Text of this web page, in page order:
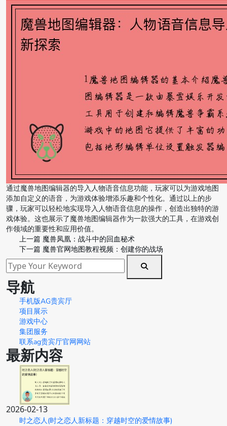
通过魔兽地图编辑器的导入人物语音信息功能，玩家可以为游戏地图
添加自定义的语音，为游戏体验增添乐趣和个性化。通过以上的步
骤，玩家可以轻松地实现导入人物语音信息的操作，创造出独特的游
戏体验。这也展示了魔兽地图编辑器作为一款强大的工具，在游戏创
作领域的重要性和应用价值。
上一篇 魔兽凤凰：战斗中的回血秘术
下一篇 魔兽官网地图教程视频：创建你的战场
导航
手机版AG贵宾厅
项目展示
游戏中心
集团服务
联系ag贵宾厅官网网站
最新内容
2026-02-13
时之恋人(时之恋人新标题：穿越时空的爱情故事)